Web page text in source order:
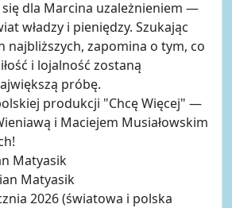
dla Marcina uzależnieniem —
władzy i pieniędzy. Szukając
najbliższych, zapomina o tym, co
i lojalność zostaną
próbę.
produkcji "Chcę Więcej" —
i Maciejem Musiałowskim
Matyasik
Matyasik
2026 (światowa i polska